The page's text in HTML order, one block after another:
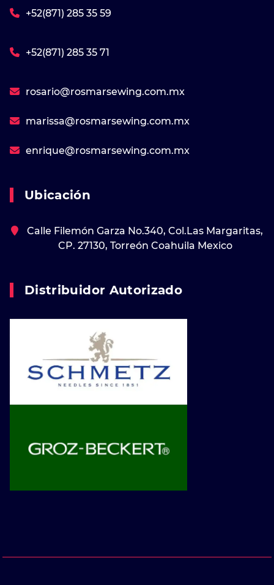
+52(871) 285 35 59
+52(871) 285 35 71
rosario@rosmarsewing.com.mx
marissa@rosmarsewing.com.mx
enrique@rosmarsewing.com.mx
Ubicación
Calle Filemón Garza No.340, Col.Las Margaritas,
CP. 27130, Torreón Coahuila Mexico
Distribuidor Autorizado